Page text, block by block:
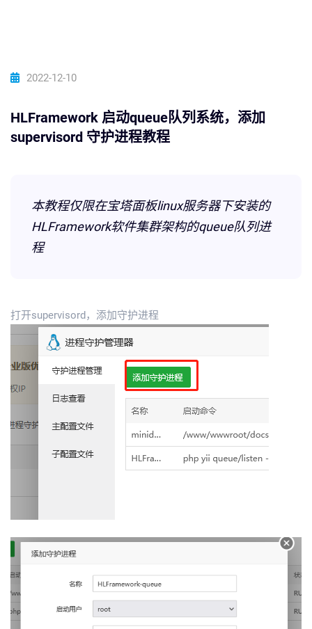
2022-12-10
HLFramework 启动queue队列系统，添加
supervisord 守护进程教程
本教程仅限在宝塔面板linux服务器下安装的
HLFramework软件集群架构的queue队列进
程
打开supervisord，添加守护进程